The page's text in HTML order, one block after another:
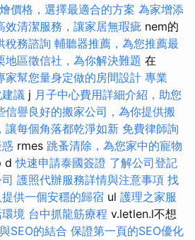
價格，選擇最適合的方案 為家增添
效清潔服務，讓家居無瑕疵 nem的
稅務諮詢 輔聽器推薦，為您推薦最
地區徵信社，為你解決難題 在
家幫您量身定做的房間設計 專業
議 j 月子中心費用詳細介紹，助您
信譽良好的搬家公司，為你提供搬
讓每個角落都乾淨如新 免費律師詢
rmes 跳蚤清除，為您家中的寵物
d快速申請泰國簽證 了解公司登記
護照代辦服務詳情與注意事項 找
供一個安穩的歸宿 ul 護理之家服
境 台中抓龍筋療程 v.letlen.l不想
SEO的結合 保證第一頁的SEO優化